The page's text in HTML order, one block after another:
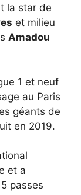
la star de
et milieu
Amadou
1 et neuf
au Paris
géants de
en 2019.
et a
passes